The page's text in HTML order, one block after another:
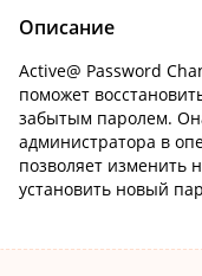
Описание
Active@ Password
поможет
забытым паролем.
администратора в
позволяет изменить
установить новый